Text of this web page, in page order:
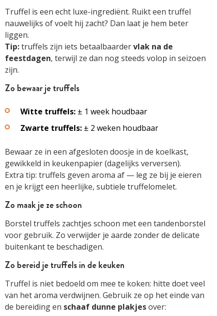
Truffel is een echt luxe-ingrediënt. Ruikt een truffel
nauwelijks of voelt hij zacht? Dan laat je hem beter
liggen.
Tip:truffels zijn iets betaalbaardervlak na de
feestdagen, terwijl ze dan nog steeds volop in seizoen
zijn.
Zo bewaar je truffels
Witte truffels: ± 1 week houdbaar
Zwarte truffels: ± 2 weken houdbaar
Bewaar ze in een afgesloten doosje in de koelkast,
gewikkeld in keukenpapier (dagelijks verversen).
Extra tip: truffels geven aroma af — leg ze bij je eieren
en je krijgt een heerlijke, subtiele truffelomelet.
Zo maak je ze schoon
Borstel truffels zachtjes schoon met een tandenborstel
voor gebruik. Zo verwijder je aarde zonder de delicate
buitenkant te beschadigen.
Zo bereid je truffels in de keuken
Truffel is niet bedoeld om mee te koken: hitte doet veel
van het aroma verdwijnen. Gebruik ze op het einde van
de bereiding en schaaf dunne plakjesover: